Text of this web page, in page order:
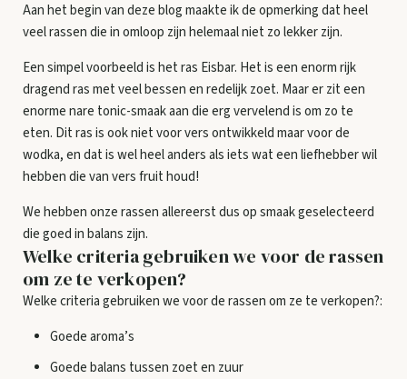
Aan het begin van deze blog maakte ik de opmerking dat heel
veel rassen die in omloop zijn helemaal niet zo lekker zijn.
Een simpel voorbeeld is het ras Eisbar. Het is een enorm rijk
dragend ras met veel bessen en redelijk zoet. Maar er zit een
enorme nare tonic-smaak aan die erg vervelend is om zo te
eten. Dit ras is ook niet voor vers ontwikkeld maar voor de
wodka, en dat is wel heel anders als iets wat een liefhebber wil
hebben die van vers fruit houd!
We hebben onze rassen allereerst dus op smaak geselecteerd
die goed in balans zijn.
Welke criteria gebruiken we voor de rassen
om ze te verkopen?
Welke criteria gebruiken we voor de rassen om ze te verkopen?:
Goede aroma’s
Goede balans tussen zoet en zuur